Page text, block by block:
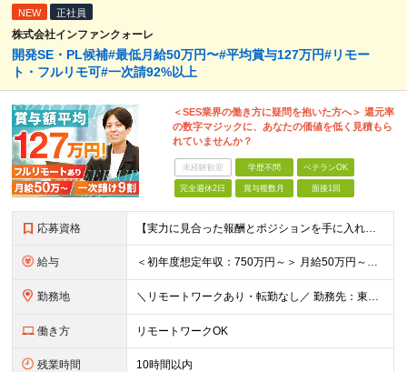
NEW 正社員
株式会社インファンクォーレ
開発SE・PL候補#最低月給50万円〜#平均賞与127万円#リモー
ト・フルリモ可#一次請92%以上
＜SES業界の働き方に疑問を抱いた方へ＞ 還元率
の数字マジックに、あなたの価値を低く見積もら
れていませんか？
未経験歓迎 学歴不問 ベテランOK
完全週休2日 賞与複数月 面接1回
応募資格 【実力に見合った報酬とポジションを手に入れたい方】 ●システム開発の実務経験（目安：8年以上） ●プロジェクトリーダーやチームマネジメントの経験（目安：2年以上） ※学歴不問 ★こんな方にピッタリで
給与 ＜初年度想定年収：750万円～＞ 月給50万円～＋諸手当＋決算賞与＋寸志の計2回 ※経験・スキルを考慮し決定します。 ※固定残業代（30時間分／9.5万円～）を含みます。超過分は別途支給します。 ※試
勤務地 ＼リモートワークあり・転勤なし／ 勤務先：東京都23区、神奈川県、千葉県、埼玉県の各プロジェクト先 ※リモートワーク可能ですが案件により変更の場合がございます。 ■本社 東京都豊島区南池袋1-16-
働き方 リモートワークOK
残業時間 10時間以内